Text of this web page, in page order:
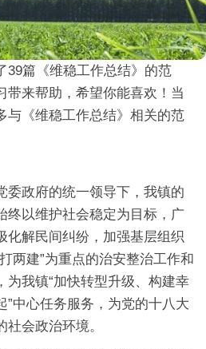
39篇《维稳工作总结》的范
带来帮助，希望你能喜欢！当
与《维稳工作总结》相关的范
委政府的统一领导下，我镇的
终以维护社会稳定为目标，广
化解民间纠纷，加强基层组织
两建”为重点的治安整治工作和
为我镇“加快转型升级、构建幸
”中心任务服务，为党的十八大
会政治环境。